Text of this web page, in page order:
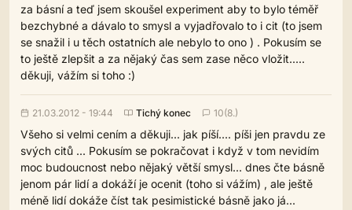
za básní a teď jsem skoušel experiment aby to bylo téměř
bezchybné a dávalo to smysl a vyjadřovalo to i cit (to jsem
se snažil i u těch ostatních ale nebylo to ono ) . Pokusím se
to ještě zlepšit a za nějaký čas sem zase něco vložit.....
děkuji, vážím si toho :)
21.03.2012 - 19:44 Tichý konec 10(8.)
Všeho si velmi cením a děkuji... jak píší.... píši jen pravdu ze
svých citů ... Pokusím se pokračovat i když v tom nevidím
moc budoucnost nebo nějaký větší smysl... dnes čte básně
jenom pár lidí a dokáží je ocenit (toho si vážím) , ale ještě
méně lidí dokáže číst tak pesimistické básně jako já...